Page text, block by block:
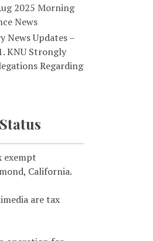
2025 Morning
News
News Updates –
KNU Strongly
Regarding
exempt
California.
are tax